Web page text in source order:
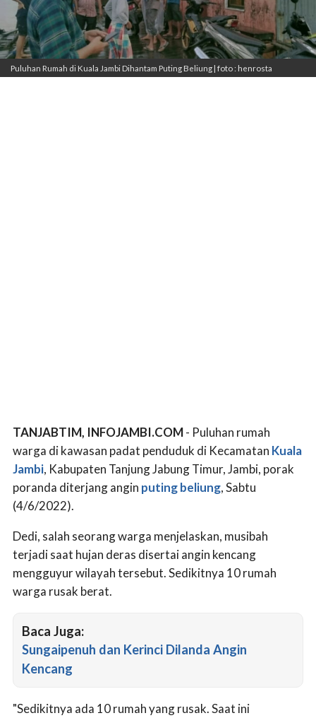
Puluhan Rumah di Kuala Jambi Dihantam Puting Beliung | foto : henrosta
TANJABTIM, INFOJAMBI.COM- Puluhan rumah
warga di kawasan padat penduduk di Kecamatan Kuala
Jambi, Kabupaten Tanjung Jabung Timur, Jambi, porak
poranda diterjang angin puting beliung, Sabtu
(4/6/2022).
Dedi, salah seorang warga menjelaskan, musibah
terjadi saat hujan deras disertai angin kencang
mengguyur wilayah tersebut. Sedikitnya 10 rumah
warga rusak berat.
Baca Juga:
Sungaipenuh dan Kerinci Dilanda Angin
Kencang
"Sedikitnya ada 10 rumah yang rusak. Saat ini